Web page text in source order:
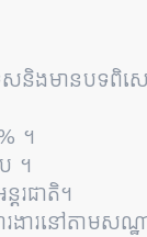
េសនិងមានបទ
។
។
តរជាតិ។
រងារនៅតាមស